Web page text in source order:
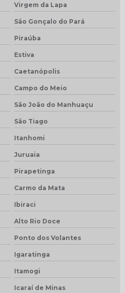
Virgem da Lapa
São Gonçalo do Pará
Piraúba
Estiva
Caetanópolis
Campo do Meio
São João do Manhuaçu
São Tiago
Itanhomi
Juruaia
Pirapetinga
Carmo da Mata
Ibiraci
Alto Rio Doce
Ponto dos Volantes
Igaratinga
Itamogi
Icaraí de Minas